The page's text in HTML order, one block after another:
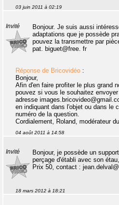
03 juin 2011 à 02:19
Invité
Bonjour. Je suis aussi
adaptations que je possède
pouvez la transmettre par
pat. biguet@free. fr
Réponse de Bricovidéo :
Bonjour,
Afin d'en faire profiter le plus grand
pouvez si vous le souhaitez
adresse
en indiquant dans l'objet ou dans le
numéro de la question.
Cordialement, Roland, modérateur
04 août 2011 à 14:58
Invité
Bonjour, je possède un
perçage d'établi avec son
Prix 50, contact :
18 mars 2012 à 18:21